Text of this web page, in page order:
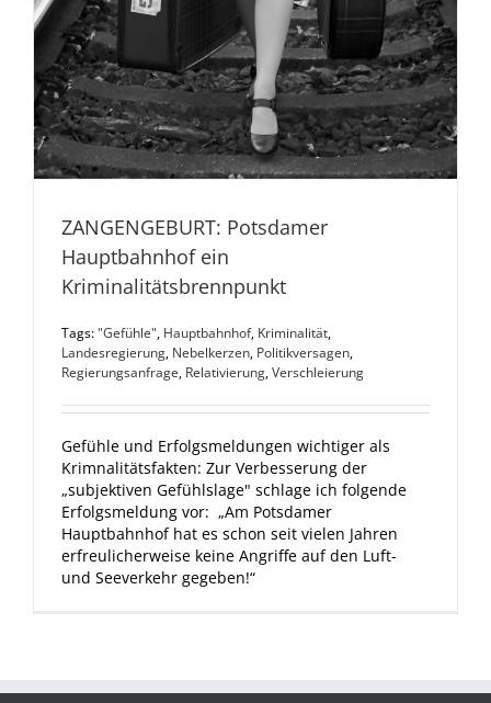
ZANGENGEBURT: Potsdamer
Hauptbahnhof ein
Kriminalitätsbrennpunkt
Tags:"Gefühle", Hauptbahnhof, Kriminalität,
Landesregierung, Nebelkerzen, Politikversagen,
Regierungsanfrage, Relativierung,Verschleierung
Gefühle und Erfolgsmeldungen wichtiger als
Krimnalitätsfakten: Zur Verbesserung der
„subjektiven Gefühlslage" schlage ich folgende
Erfolgsmeldung vor: „Am Potsdamer
Hauptbahnhof hat es schon seit vielen Jahren
erfreulicherweise keine Angriffe auf den Luft-
und Seeverkehr gegeben!“